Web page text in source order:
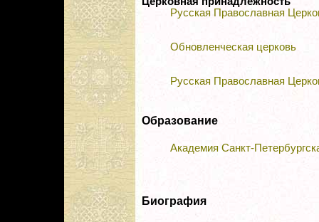
Русская Православная
Обновленческая церковь
Русская Православная
Образование
Академия Санкт-
Биография